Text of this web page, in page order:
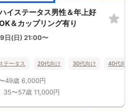
イステータス男性＆年上好
＆カップリング有り
日(日) 21:00〜
テータス 20代向け 30代向け 40代向け
49歳 6,000円
35〜57歳 11,000円